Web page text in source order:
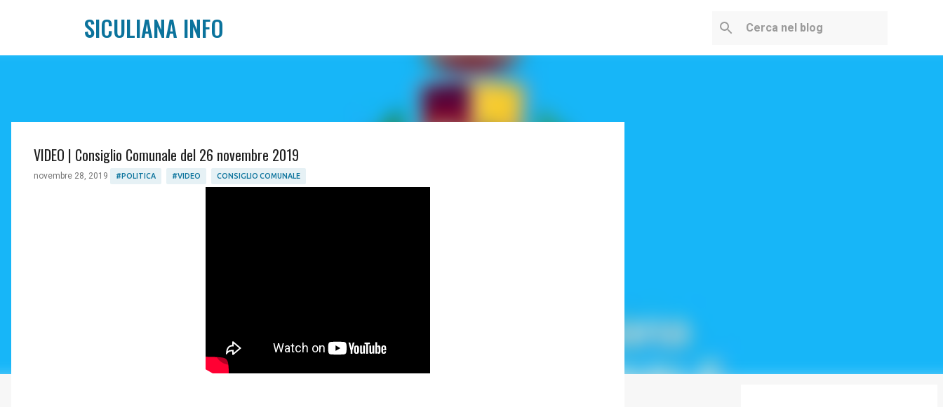
SICULIANA INFO
VIDEO | Consiglio Comunale del 26 novembre 2019
novembre 28, 2019 #POLITICA #VIDEO CONSIGLIO COMUNALE